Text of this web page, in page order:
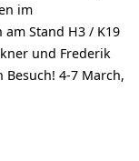
im
Stand H3 / K19
und Frederik
4-7 March,